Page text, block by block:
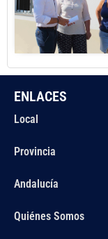
ENLACES
Local
Provincia
Andalucía
Quiénes Somos